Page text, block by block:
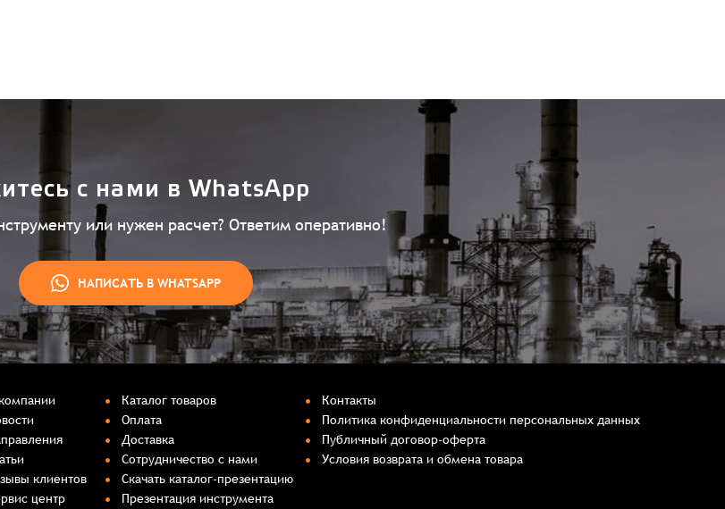
с нами в WhatsApp
или нужен расчет? Ответим оперативно!
НАПИСАТЬ В WHATSAPP
клиентов
центр
Каталог товаров
Оплата
Доставка
Сотрудничество с нами
Скачать каталог-презентацию
Презентация инструмента
Контакты
Политика конфиденциальности персональных данных
Публичный договор-оферта
Условия возврата и обмена товара